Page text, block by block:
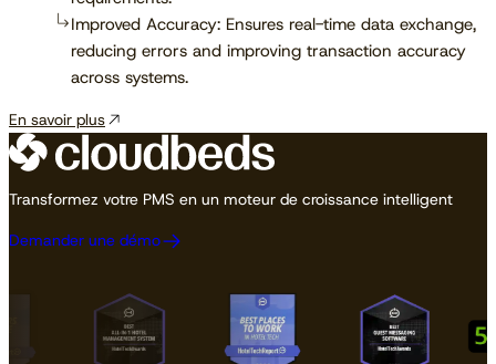
Improved Accuracy: Ensures real-time data exchange,
reducing errors and improving transaction accuracy
across systems.
En savoir plus
Transformez votre PMS en un moteur de croissance intelligent
Demander une démo